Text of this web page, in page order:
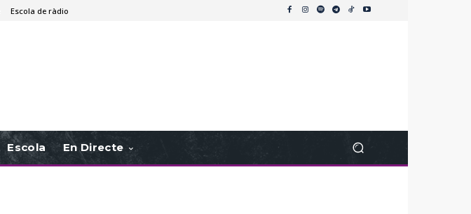
Escola de ràdio
Escola En Directe